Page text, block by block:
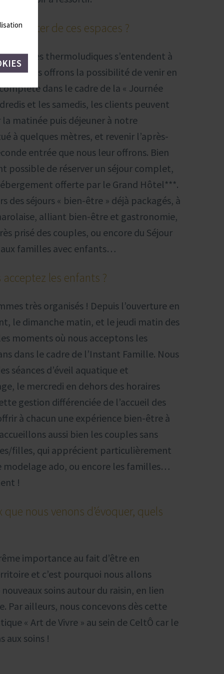
profiter de ces espaces ?
espaces thermoludiques s’entendent à
nous offrons la possibilité de venir en
dans le cadre de la « Journée
et les samedis, les clients peuvent
matinée puis déjeuner à notre
à quelques mètres, et revenir l’après-
entrée que nous leur offrons. Bien
possible de réserver un séjour complet,
offerte par le Grand Hôtel***.
des séjours « bien-être » déjà packagés, à
alliant bien-être et gastronomie,
prisé des couples, ou encore du Séjour
familles avec enfants…
les enfants ?
très organisés ! Depuis l’ouverture en
le dimanche matin, et le jeudi matin des
moments où nous acceptons les
dans le cadre de l’Instant Famille. Nous
séances d’éveil aquatique et
le mercredi en dehors des horaires
gestion différenciée de l’accueil des
à chacun une expérience bien-être à
aussi bien les couples sans
filles, qui apprécient particulièrement
ado, ou encore les familles…
!
nous venons d’évoquer, quels
importance au fait d’être en
et c’est pourquoi nous allons
soins autour du raisin, en lien
Par ailleurs, nous concevons dès cette
« Art de Vivre » au sein de CeltÔ car le
aux soins !